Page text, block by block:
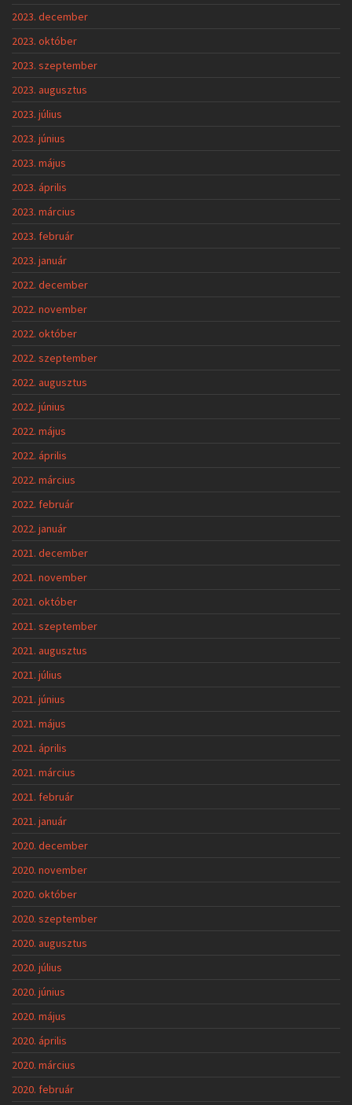
2023. december
2023. október
2023. szeptember
2023. augusztus
2023. július
2023. június
2023. május
2023. április
2023. március
2023. február
2023. január
2022. december
2022. november
2022. október
2022. szeptember
2022. augusztus
2022. június
2022. május
2022. április
2022. március
2022. február
2022. január
2021. december
2021. november
2021. október
2021. szeptember
2021. augusztus
2021. július
2021. június
2021. május
2021. április
2021. március
2021. február
2021. január
2020. december
2020. november
2020. október
2020. szeptember
2020. augusztus
2020. július
2020. június
2020. május
2020. április
2020. március
2020. február